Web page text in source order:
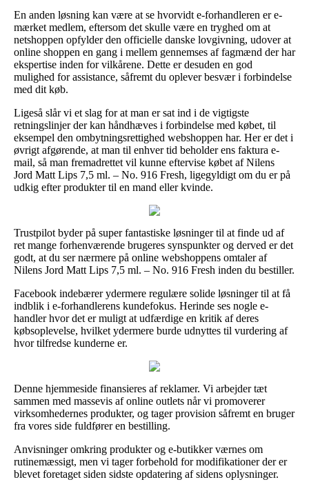
En anden løsning kan være at se hvorvidt e-forhandleren er e-
mærket medlem, eftersom det skulle være en tryghed om at
netshoppen opfylder den officielle danske lovgivning, udover at
online shoppen en gang i mellem gennemses af fagmænd der har
ekspertise inden for vilkårene. Dette er desuden en god
mulighed for assistance, såfremt du oplever besvær i forbindelse
med dit køb.
Ligeså slår vi et slag for at man er sat ind i de vigtigste
retningslinjer der kan håndhæves i forbindelse med købet, til
eksempel den ombytningsrettighed webshoppen har. Her er det i
øvrigt afgørende, at man til enhver tid beholder ens faktura e-
mail, så man fremadrettet vil kunne eftervise købet af Nilens
Jord Matt Lips 7,5 ml. – No. 916 Fresh, ligegyldigt om du er på
udkig efter produkter til en mand eller kvinde.
Trustpilot byder på super fantastiske løsninger til at finde ud af
ret mange forhenværende brugeres synspunkter og derved er det
godt, at du ser nærmere på online webshoppens omtaler af
Nilens Jord Matt Lips 7,5 ml. – No. 916 Fresh inden du bestiller.
Facebook indebærer ydermere regulære solide løsninger til at få
indblik i e-forhandlerens kundefokus. Herinde ses nogle e-
handler hvor det er muligt at udfærdige en kritik af deres
købsoplevelse, hvilket ydermere burde udnyttes til vurdering af
hvor tilfredse kunderne er.
Denne hjemmeside finansieres af reklamer. Vi arbejder tæt
sammen med massevis af online outlets når vi promoverer
virksomhedernes produkter, og tager provision såfremt en bruger
fra vores side fuldfører en bestilling.
Anvisninger omkring produkter og e-butikker værnes om
rutinemæssigt, men vi tager forbehold for modifikationer der er
blevet foretaget siden sidste opdatering af sidens oplysninger.